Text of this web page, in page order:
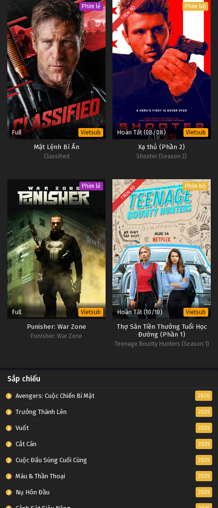
Phim lẻ
Full Vietsub
Mật Lệnh Bí Ẩn
Classified
TRỌN BỘ Phim bộ
Hoàn Tất (08/08) Vietsub
Xạ thủ (Phần 2)
Shooter (Season 2)
Phim lẻ
Full Vietsub
Punisher: War Zone
Punisher: War Zone
TRỌN BỘ Phim bộ
Hoàn Tất (10/10) Vietsub
Thợ Săn Tiền Thưởng Tuổi Học
Đường (Phần 1)
Teenage Bounty Hunters (Season 1)
Sắp chiếu
Avengers: Cuộc Chiến Bí Mật 2026
Trưởng Thành Lên 2025
Vuốt 2025
Cắt Cân 2025
Cuộc Đấu Súng Cuối Cùng 2025
Máu & Thần Thoại 2025
Nụ Hôn Đầu 2025